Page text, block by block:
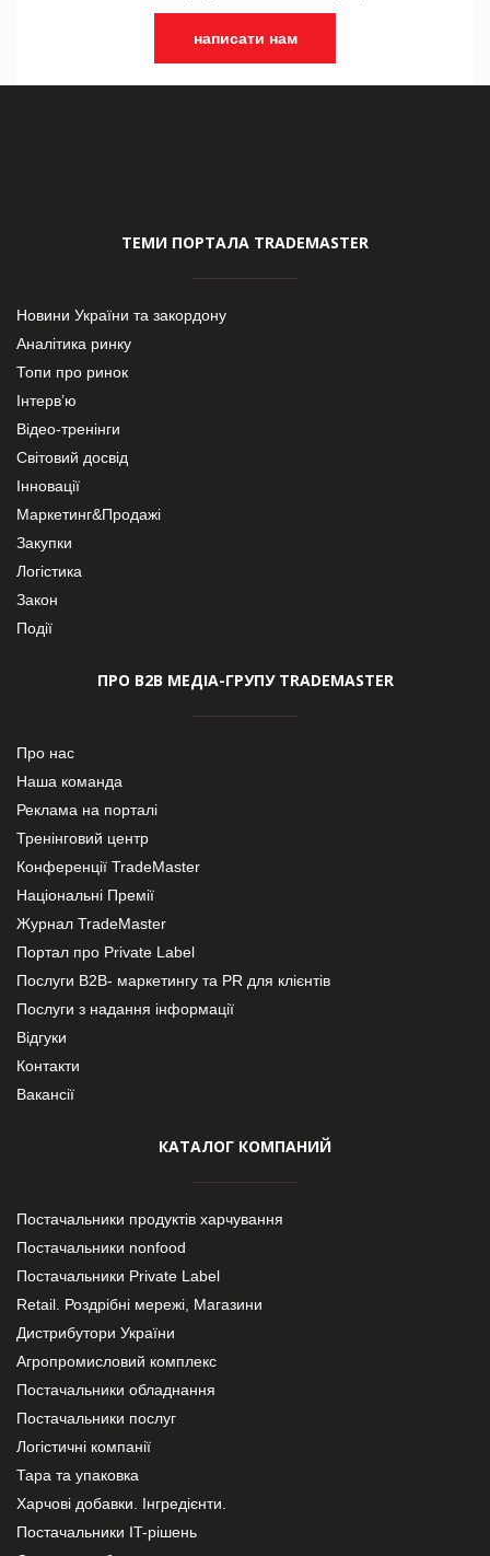
написати нам
ТЕМИ ПОРТАЛА TRADEMASTER
Новини України та закордону
Аналітика ринку
Топи про ринок
Інтерв’ю
Відео-тренінги
Світовий досвід
Інновації
Маркетинг&Продажі
Закупки
Логістика
Закон
Події
ПРО В2В МЕДІА-ГРУПУ TRADEMASTER
Про нас
Наша команда
Реклама на порталі
Тренінговий центр
Конференції TradeMaster
Національні Премії
Журнал TradeMaster
Портал про Private Label
Послуги В2В- маркетингу та PR для клієнтів
Послуги з надання інформації
Відгуки
Контакти
Вакансії
КАТАЛОГ КОМПАНИЙ
Постачальники продуктів харчування
Постачальники nonfood
Постачальники Private Label
Retail. Роздрібні мережі, Магазини
Дистрибутори України
Агропромисловий комплекс
Постачальники обладнання
Постачальники послуг
Логістичні компанії
Тара та упаковка
Харчові добавки. Інгредієнти.
Постачальники IT-рішень